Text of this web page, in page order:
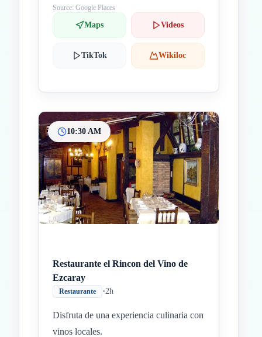
Source: Google Places
Maps Videos
TikTok Wikiloc
10:30 AM
Restaurante el Rincon del Vino de
Ezcaray
Restaurante •2h
Disfruta de una experiencia culinaria con
vinos locales.